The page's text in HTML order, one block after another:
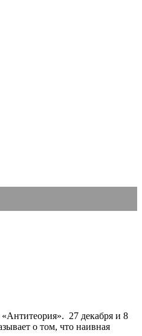
27 декабря и 8
о том, что наивная